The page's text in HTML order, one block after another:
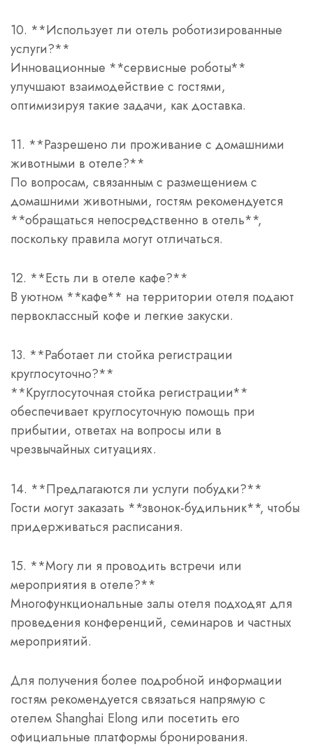
10. **Использует ли отель роботизированные
услуги?**
Инновационные **сервисные роботы**
улучшают взаимодействие с гостями,
оптимизируя такие задачи, как доставка.
11. **Разрешено ли проживание с домашними
животными в отеле?**
По вопросам, связанным с размещением с
домашними животными, гостям рекомендуется
**обращаться непосредственно в отель**,
поскольку правила могут отличаться.
12. **Есть ли в отеле кафе?**
В уютном **кафе** на территории отеля подают
первоклассный кофе и легкие закуски.
13. **Работает ли стойка регистрации
круглосуточно?**
**Круглосуточная стойка регистрации**
обеспечивает круглосуточную помощь при
прибытии, ответах на вопросы или в
чрезвычайных ситуациях.
14. **Предлагаются ли услуги побудки?**
Гости могут заказать **звонок-будильник**, чтобы
придерживаться расписания.
15. **Могу ли я проводить встречи или
мероприятия в отеле?**
Многофункциональные залы отеля подходят для
проведения конференций, семинаров и частных
мероприятий.
Для получения более подробной информации
гостям рекомендуется связаться напрямую с
отелем Shanghai Elong или посетить его
официальные платформы бронирования.